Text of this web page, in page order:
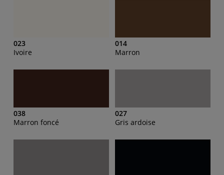
023
Ivoire
014
Marron
038
Marron foncé
027
Gris ardoise